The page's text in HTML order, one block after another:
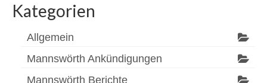
Kategorien
Allgemein
Mannswörth Ankündigungen
Mannswörth Berichte